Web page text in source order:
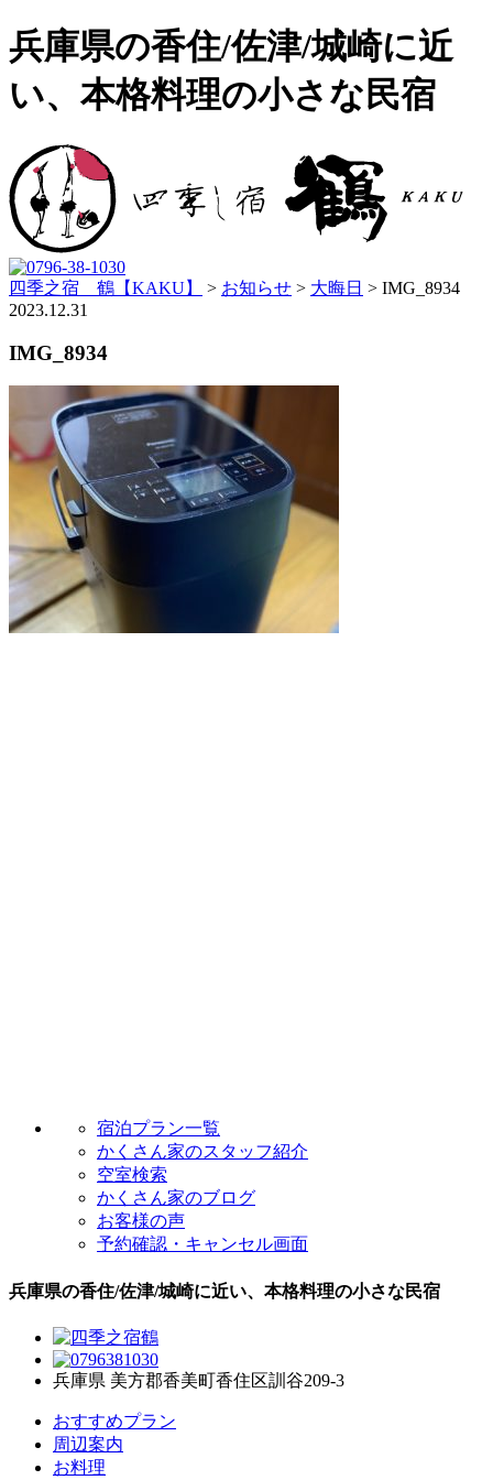
兵庫県の香住/佐津/城崎に近
い、本格料理の小さな民宿
四季之宿 鶴【KAKU】 > お知らせ > 大晦日 > IMG_8934
2023.12.31
IMG_8934
宿泊プラン一覧
かくさん家のスタッフ紹介
空室検索
かくさん家のブログ
お客様の声
予約確認・キャンセル画面
兵庫県の香住/佐津/城崎に近い、本格料理の小さな民宿
兵庫県 美方郡香美町香住区訓谷209-3
おすすめプラン
周辺案内
お料理